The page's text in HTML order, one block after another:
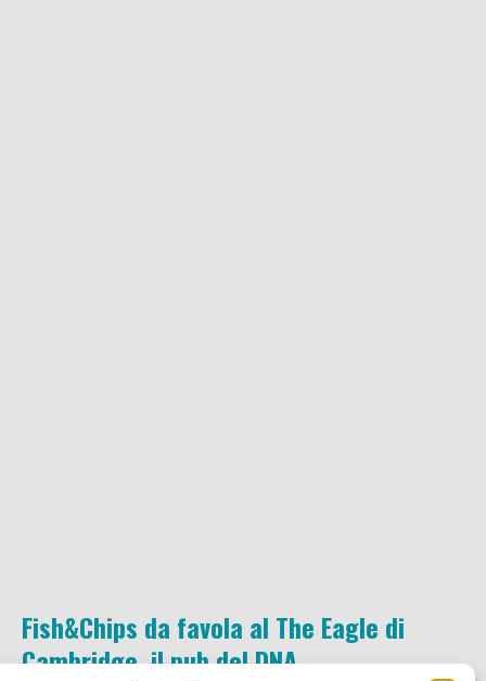
Fish&Chips da favola al The Eagle di
Cambridge, il pub del DNA…